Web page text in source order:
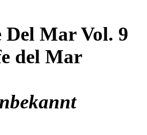
Del Mar Vol. 9
del Mar